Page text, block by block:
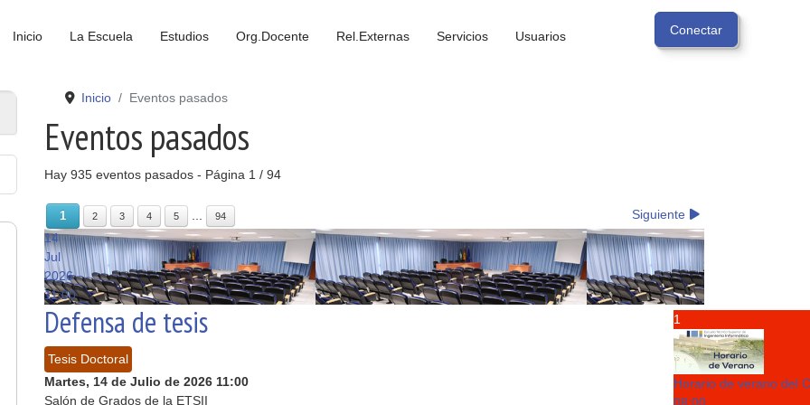
Inicio La Escuela Estudios Org.Docente Rel.Externas Servicios Usuarios
Mié Jue Vie Sáb
1
Horario de verano del
Inicio Eventos pasados
Eventos pasados
Hay 935 eventos pasados - Página 1 / 94
1 2 3 4 5 94
Siguiente
14
Jul
2026
11:00
Defensa de tesis
Tesis Doctoral
Martes, 14 de Julio de 2026 11:00
Salón de Grados de la ETSII